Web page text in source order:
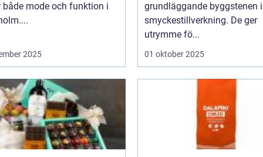
både mode och funktion i
2025
grundläggande byggstenen i
smyckestillverkning. De ger
utrymme fö...
01 oktober 2025